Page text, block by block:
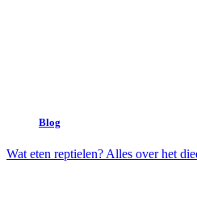
Blog
Wat eten reptielen? Alles over het